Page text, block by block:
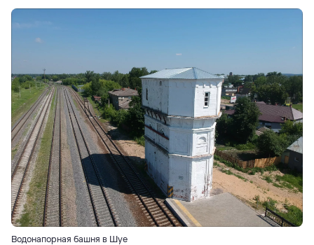
Водонапорная башня в Шуе